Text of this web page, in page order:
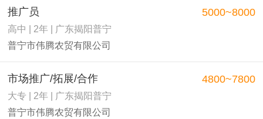
推广员
高中 | 2年 | 广东揭阳普宁
普宁市伟腾农贸有限公司
5000~8000
市场推广/拓展/合作
大专 | 2年 | 广东揭阳普宁
普宁市伟腾农贸有限公司
4800~7800